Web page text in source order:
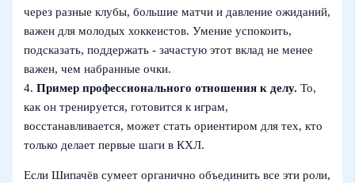
через разные клубы, большие матчи и давление ожиданий,
важен для молодых хоккеистов. Умение успокоить,
подсказать, поддержать - зачастую этот вклад не менее
важен, чем набранные очки.
4.Пример профессионального отношения к делу. То,
как он тренируется, готовится к играм,
восстанавливается, может стать ориентиром для тех, кто
только делает первые шаги в КХЛ.
Если Шипачёв сумеет органично объединить все эти роли,